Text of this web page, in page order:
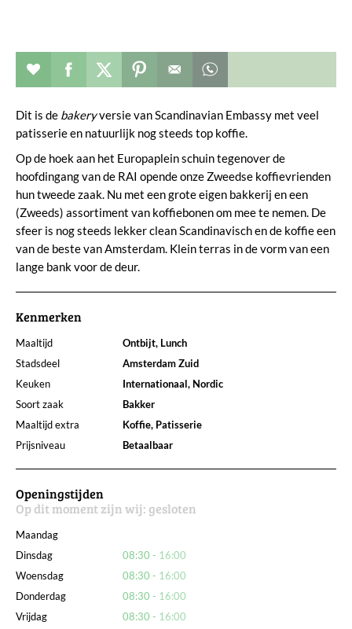
Restaurant toevoegen aan favorieten
Deel dit op facebook
Deel dit op twitter
Deel dit op pinterest
Dit is de bakeryversie van Scandinavian Embassy met veel
patisserie en natuurlijk nog steeds top koffie.
Op de hoek aan het Europaplein schuin tegenover de
hoofdingang van de RAI opende onze Zweedse koffievrienden
hun tweede zaak. Nu met een grote eigen bakkerij en een
(Zweeds) assortiment van koffiebonen om mee te nemen. De
sfeer is nog steeds lekker clean Scandinavisch en de koffie een
van de beste van Amsterdam. Klein terras in de vorm van een
lange bank voor de deur.
Kenmerken
Maaltijd
Ontbijt, Lunch
Stadsdeel
Amsterdam Zuid
Keuken
Internationaal, Nordic
Soort zaak
Bakker
Maaltijd extra
Koffie, Patisserie
Prijsniveau
Betaalbaar
Openingstijden
Op dit moment zijn wij: gesloten
Maandag
Dinsdag
08:30
16:00
Woensdag
08:30
16:00
Donderdag
08:30
16:00
Vrijdag
08:30
16:00